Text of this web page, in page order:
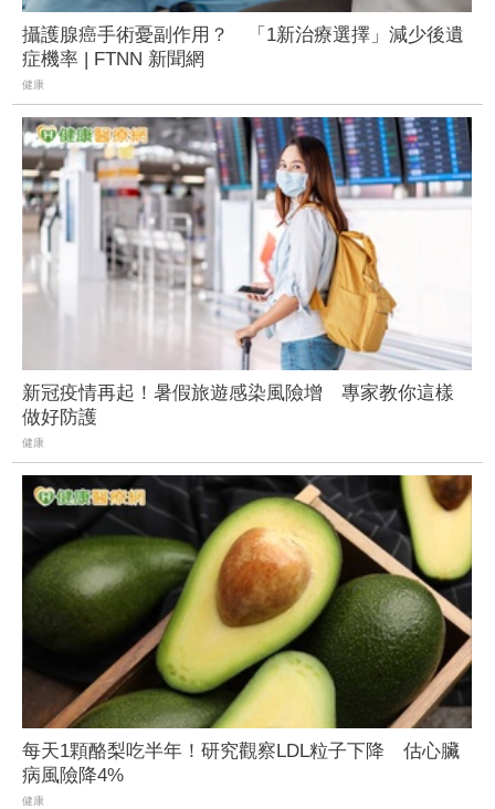
攝護腺癌手術憂副作用？ 「1新治療選擇」減少後遺
症機率 | FTNN 新聞網
健康
新冠疫情再起！暑假旅遊感染風險增 專家教你這樣
做好防護
健康
每天1顆酪梨吃半年！研究觀察LDL粒子下降 估心臟
病風險降4%
健康